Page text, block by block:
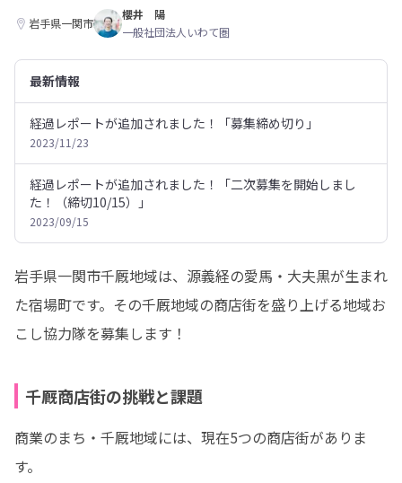
岩手県一関市
櫻井 陽
一般社団法人いわて圏
最新情報
経過レポートが追加されました！「募集締め切り」
2023/11/23
経過レポートが追加されました！「二次募集を開始しまし
た！（締切10/15）」
2023/09/15
岩手県一関市千厩地域は、源義経の愛馬・大夫黒が生まれ
た宿場町です。その千厩地域の商店街を盛り上げる地域お
こし協力隊を募集します！
千厩商店街の挑戦と課題
商業のまち・千厩地域には、現在5つの商店街がありま
す。